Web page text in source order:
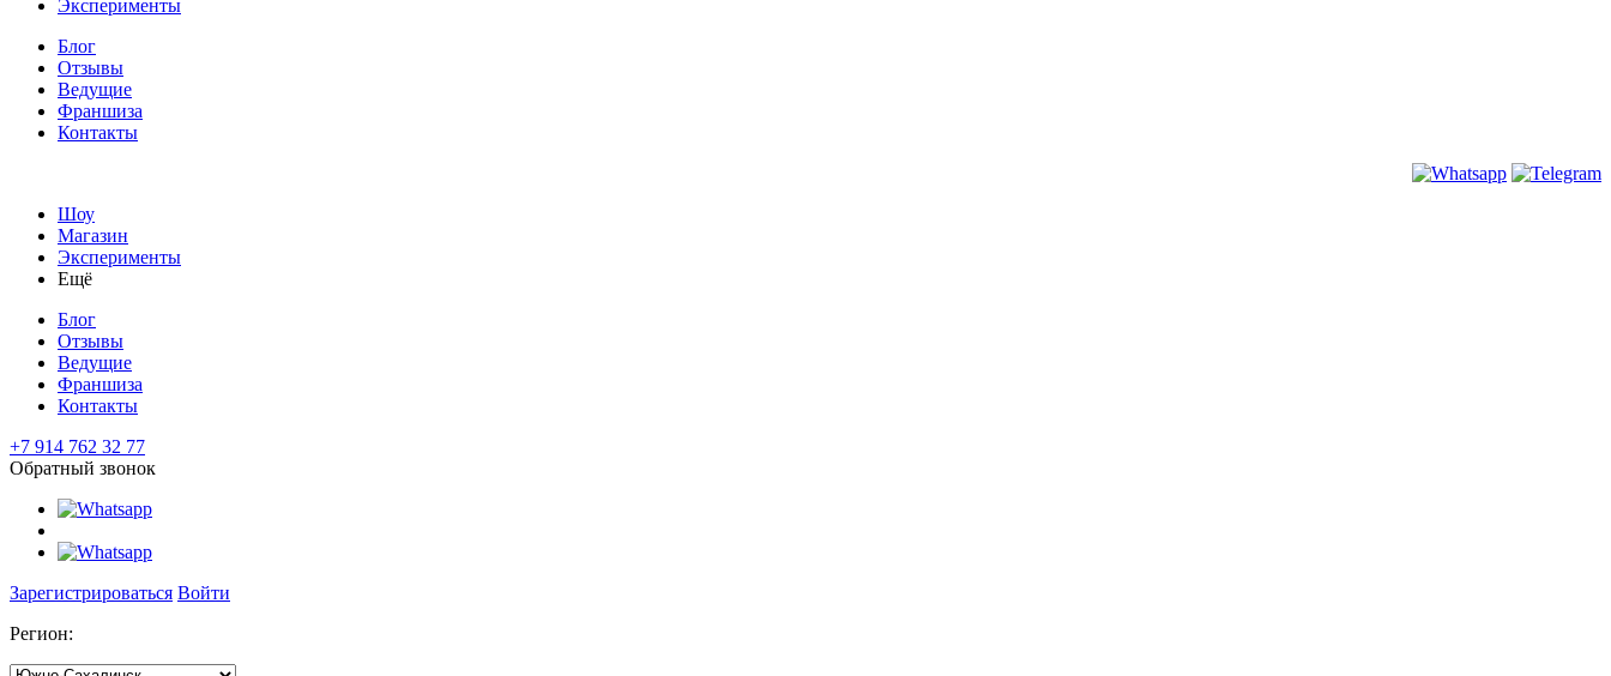
Эксперименты
Блог
Отзывы
Ведущие
Франшиза
Контакты
Шоу
Магазин
Эксперименты
Ещё
Блог
Отзывы
Ведущие
Франшиза
Контакты
+7 914 762 32 77
Обратный звонок
Зарегистрироваться Войти
Регион: